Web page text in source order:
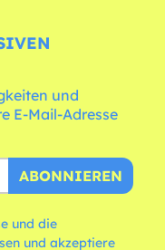
und
E-Mail-Adresse
ABONNIEREN
und die